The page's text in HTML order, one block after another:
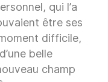
qui l’a
être ses
difficile,
belle
champ